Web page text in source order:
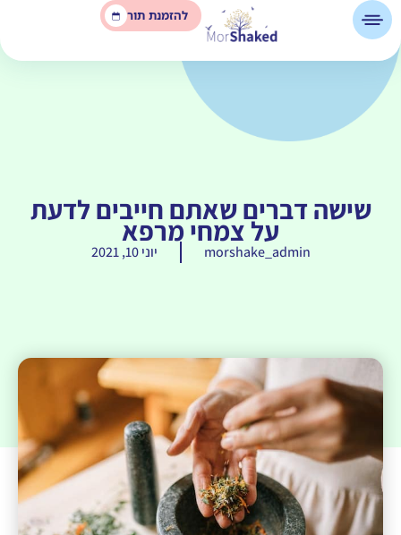
להזמנת תור
שישה דברים שאתם חייבים לדעת
על צמחי מרפא
morshake_admin יוני 10, 2021